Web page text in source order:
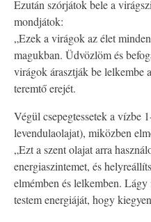
Ezután szórjátok bele a
mondjátok:
„Ezek a virágok az élet
magukban. Üdvözlöm és
virágok árasztják be lelkembe
teremtő erejét.
Végül csepegtessetek a vízbe
levendulaolajat), miközben
„Ezt a szent olajat arra
energiaszintemet, és
elmémben és lelkemben.
testem energiáját, hogy